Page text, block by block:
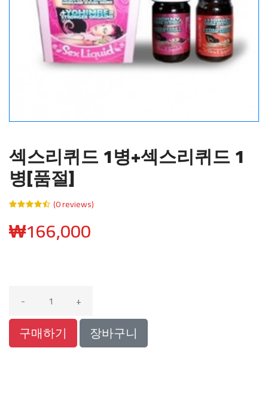
섹스리퀴드 1병+섹스리퀴드 1
병[품절]
(0 reviews)
₩166,000
- +
구매하기 장바구니